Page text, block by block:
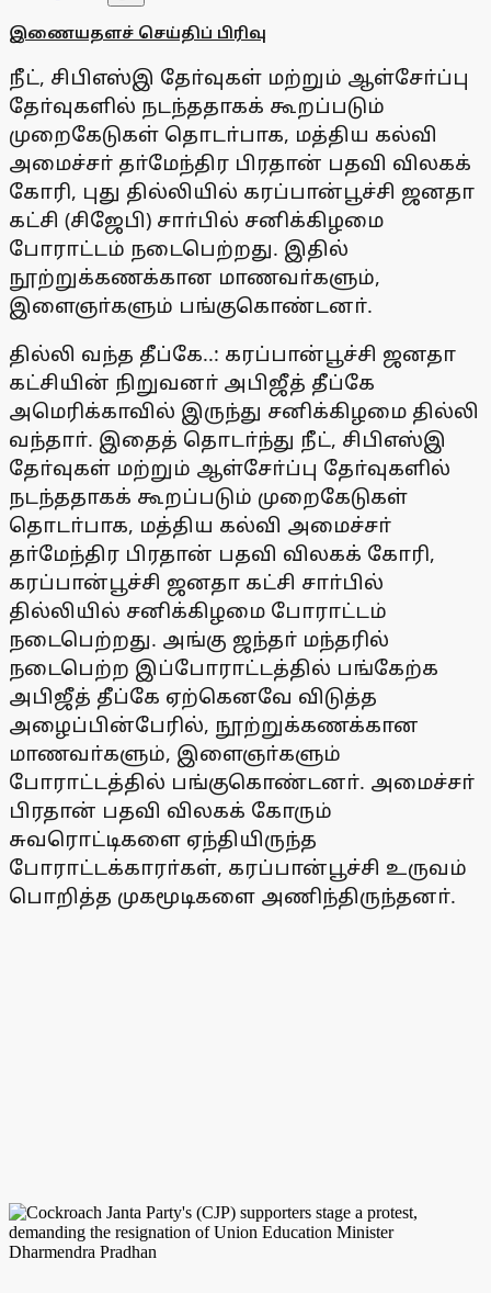
இணையதளச் செய்திப் பிரிவு
நீட், சிபிஎஸ்இ தோ்வுகள் மற்றும் ஆள்சோ்ப்பு
தோ்வுகளில் நடந்ததாகக் கூறப்படும்
முறைகேடுகள் தொடா்பாக, மத்திய கல்வி
அமைச்சா் தா்மேந்திர பிரதான் பதவி விலகக்
கோரி, புது தில்லியில் கரப்பான்பூச்சி ஜனதா
கட்சி (சிஜேபி) சாா்பில் சனிக்கிழமை
போராட்டம் நடைபெற்றது. இதில்
நூற்றுக்கணக்கான மாணவா்களும்,
இளைஞா்களும் பங்குகொண்டனா்.
தில்லி வந்த தீப்கே..: கரப்பான்பூச்சி ஜனதா
கட்சியின் நிறுவனா் அபிஜீத் தீப்கே
அமெரிக்காவில் இருந்து சனிக்கிழமை தில்லி
வந்தாா். இதைத் தொடா்ந்து நீட், சிபிஎஸ்இ
தோ்வுகள் மற்றும் ஆள்சோ்ப்பு தோ்வுகளில்
நடந்ததாகக் கூறப்படும் முறைகேடுகள்
தொடா்பாக, மத்திய கல்வி அமைச்சா்
தா்மேந்திர பிரதான் பதவி விலகக் கோரி,
கரப்பான்பூச்சி ஜனதா கட்சி சாா்பில்
தில்லியில் சனிக்கிழமை போராட்டம்
நடைபெற்றது. அங்கு ஜந்தா் மந்தரில்
நடைபெற்ற இப்போராட்டத்தில் பங்கேற்க
அபிஜீத் தீப்கே ஏற்கெனவே விடுத்த
அழைப்பின்பேரில், நூற்றுக்கணக்கான
மாணவா்களும், இளைஞா்களும்
போராட்டத்தில் பங்குகொண்டனா். அமைச்சா்
பிரதான் பதவி விலகக் கோரும்
சுவரொட்டிகளை ஏந்தியிருந்த
போராட்டக்காரா்கள், கரப்பான்பூச்சி உருவம்
பொறித்த முகமூடிகளை அணிந்திருந்தனா்.